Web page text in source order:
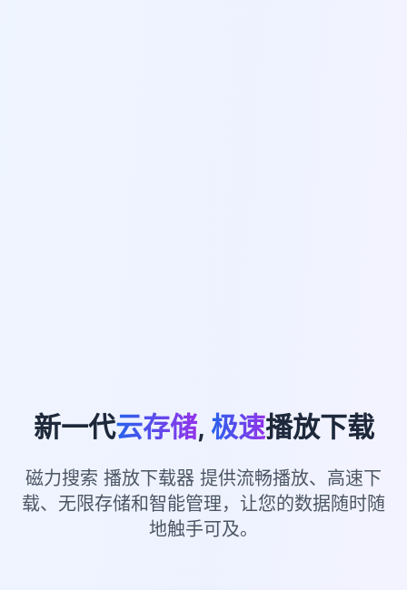
新一代云存储, 极速播放下载
磁力搜索 播放下载器 提供流畅播放、高速下
载、无限存储和智能管理，让您的数据随时随
地触手可及。